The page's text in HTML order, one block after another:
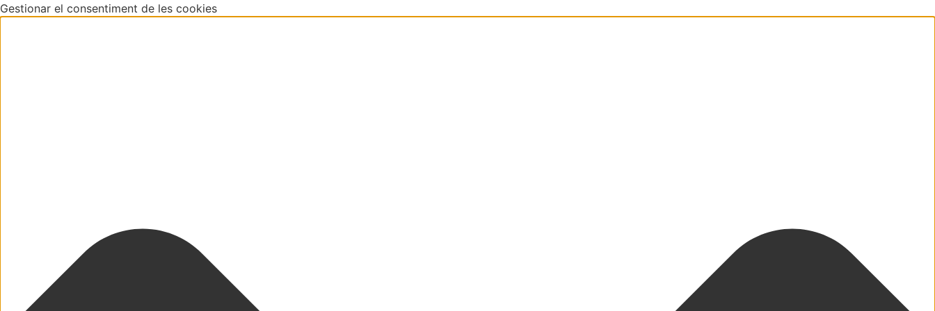
Gestionar el consentiment de les cookies